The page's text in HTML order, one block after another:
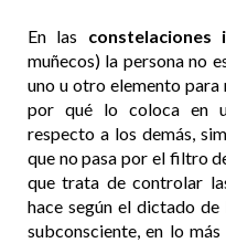
En las constelaciones
muñecos) la persona no
uno u otro elemento
por qué lo coloca en
respecto a los demás,
que no pasa por el filtro
que trata de controlar
hace según el dictado
subconsciente, en lo